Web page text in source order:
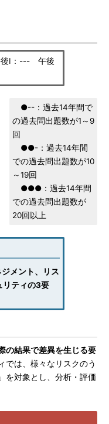
I：--- 午後
●--：過去14年間で
の過去問出題数が1～9
回
●●-：過去14年間
での過去問出題数が10
～19回
●●●：過去14年間
での過去問出題数が
20回以上
メント、リス
リティの3要
の結果で差異を生じる要
では、様々なリスクのう
を対象とし、分析・評価